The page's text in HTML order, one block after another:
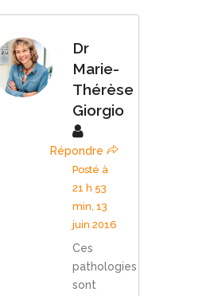
Dr
Marie-
Thérèse
Giorgio
Répondre
Posté à
21 h 53
min, 13
juin 2016
Ces
pathologies
sont